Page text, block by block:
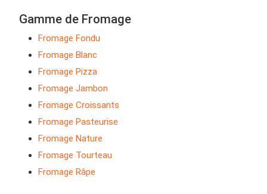
Gamme de Fromage
Fromage Fondu
Fromage Blanc
Fromage Pizza
Fromage Jambon
Fromage Croissants
Fromage Pasteurise
Fromage Nature
Fromage Tourteau
Fromage Râpe